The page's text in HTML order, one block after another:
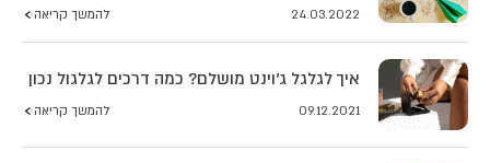
24.03.2022 להמשך קריאה
איך לגלגל ג'וינט מושלם? כמה דרכים לגלגול נכון
09.12.2021 להמשך קריאה